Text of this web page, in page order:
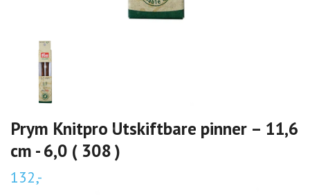
Prym Knitpro Utskiftbare pinner – 11,6
cm - 6,0 ( 308 )
132,-